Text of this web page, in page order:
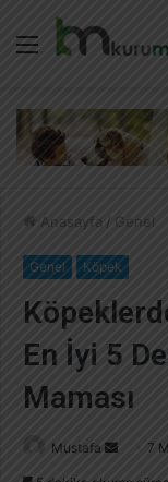
Menü
Anasayfa / Genel
Genel Köpek
En İyi 5
Maması
Mustafa 7